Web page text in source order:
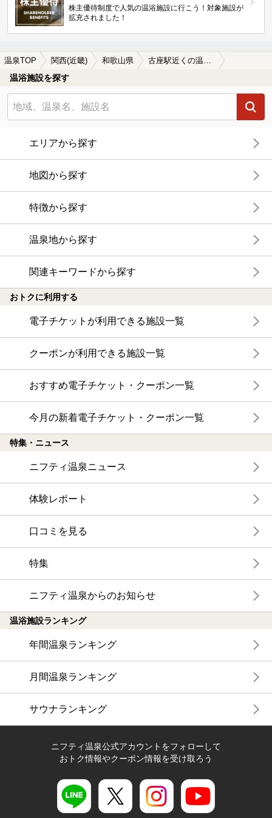
株主優待制度で人気の温浴施設に行こう！対象施設が
拡充されました！
温泉TOP 関西(近畿) 和歌山県
温浴施設を探す
エリアから探す
地図から探す
特徴から探す
温泉地から探す
関連キーワードから探す
おトクに利用する
電子チケットが利用できる施設一覧
クーポンが利用できる施設一覧
おすすめ電子チケット・クーポン一覧
今月の新着電子チケット・クーポン一覧
特集・ニュース
ニフティ温泉ニュース
体験レポート
口コミを見る
特集
ニフティ温泉からのお知らせ
温浴施設ランキング
年間温泉ランキング
月間温泉ランキング
サウナランキング
ニフティ温泉公式アカウントをフォローして
おトク情報やクーポン情報を受け取ろう